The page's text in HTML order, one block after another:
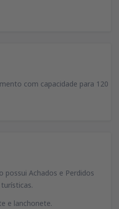
com capacidade para 120
possui Achados e Perdidos
e lanchonete.